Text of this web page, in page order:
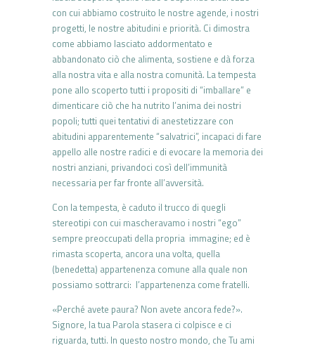
con cui abbiamo costruito le nostre agende, i nostri
progetti, le nostre abitudini e priorità. Ci dimostra
come abbiamo lasciato addormentato e
abbandonato ciò che alimenta, sostiene e dà forza
alla nostra vita e alla nostra comunità. La tempesta
pone allo scoperto tutti i propositi di “imballare” e
dimenticare ciò che ha nutrito l’anima dei nostri
popoli; tutti quei tentativi di anestetizzare con
abitudini apparentemente “salvatrici”, incapaci di fare
appello alle nostre radici e di evocare la memoria dei
nostri anziani, privandoci così dell’immunità
necessaria per far fronte all’avversità.
Con la tempesta, è caduto il trucco di quegli
stereotipi con cui mascheravamo i nostri “ego”
sempre preoccupati della propria immagine; ed è
rimasta scoperta, ancora una volta, quella
(benedetta) appartenenza comune alla quale non
possiamo sottrarci: l’appartenenza come fratelli.
«Perché avete paura? Non avete ancora fede?».
Signore, la tua Parola stasera ci colpisce e ci
riguarda, tutti. In questo nostro mondo, che Tu ami